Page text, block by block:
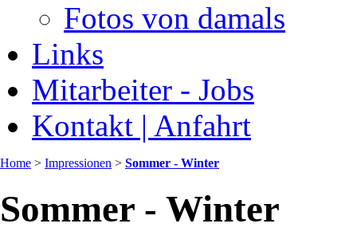
Fotos von damals
Links
Mitarbeiter - Jobs
Kontakt | Anfahrt
Home > Impressionen > Sommer - Winter
Sommer - Winter